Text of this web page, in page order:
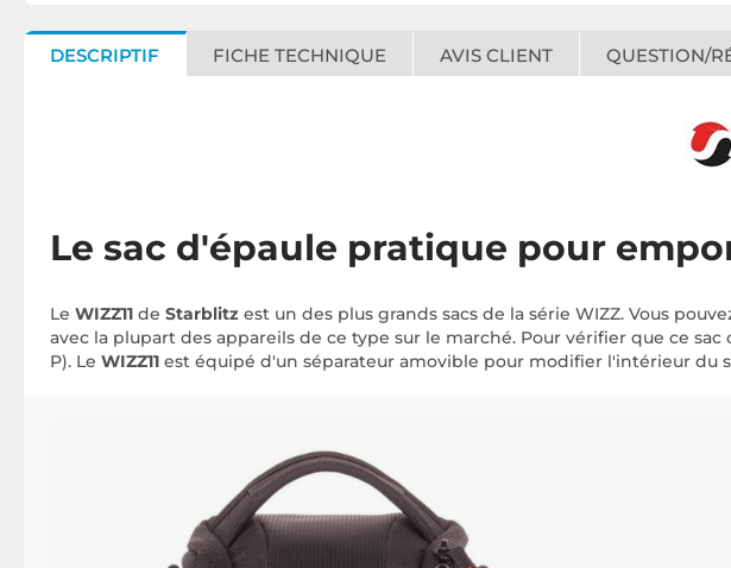
DESCRIPTIF FICHE TECHNIQUE AVIS CLIENT QUESTION/
Le sac d'épaule pratique pour
Le WIZZ11 de Starblitz est un des plus grands sacs de la série WIZZ. Vous
avec la plupart des appareils de ce type sur le marché. Pour vérifier que ce sac
P). Le WIZZ11 est équipé d'un séparateur amovible pour modifier l'intérieur du